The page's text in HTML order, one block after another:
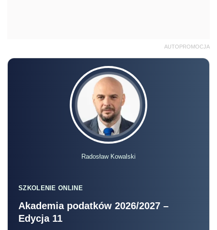
AUTOPROMOCJA
Radosław Kowalski
SZKOLENIE ONLINE
Akademia podatków 2026/2027 –
Edycja 11